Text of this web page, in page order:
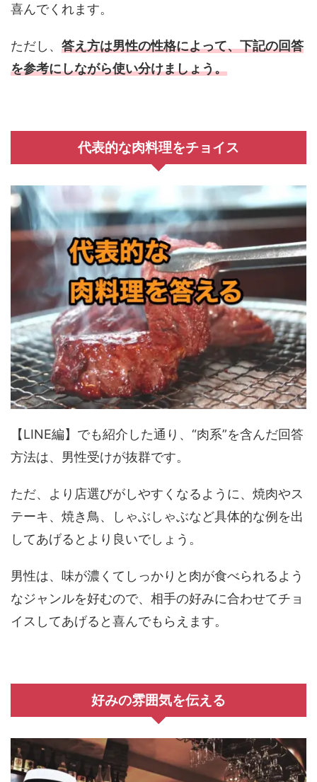
喜んでくれます。
ただし、 答え方は男性の性格によって、下記の回答
を参考にしながら使い分けましょう。
代表的な肉料理をチョイス
【LINE編】でも紹介した通り、“肉系”を含んだ回答
方法は、男性受けが抜群です。
ただ、より店選びがしやすくなるように、焼肉やス
テーキ、焼き鳥、しゃぶしゃぶなど具体的な例を出
してあげるとより良いでしょう。
男性は、味が濃くてしっかりと肉が食べられるよう
なジャンルを好むので、相手の好みに合わせてチョ
イスしてあげると喜んでもらえます。
好みの雰囲気を伝える